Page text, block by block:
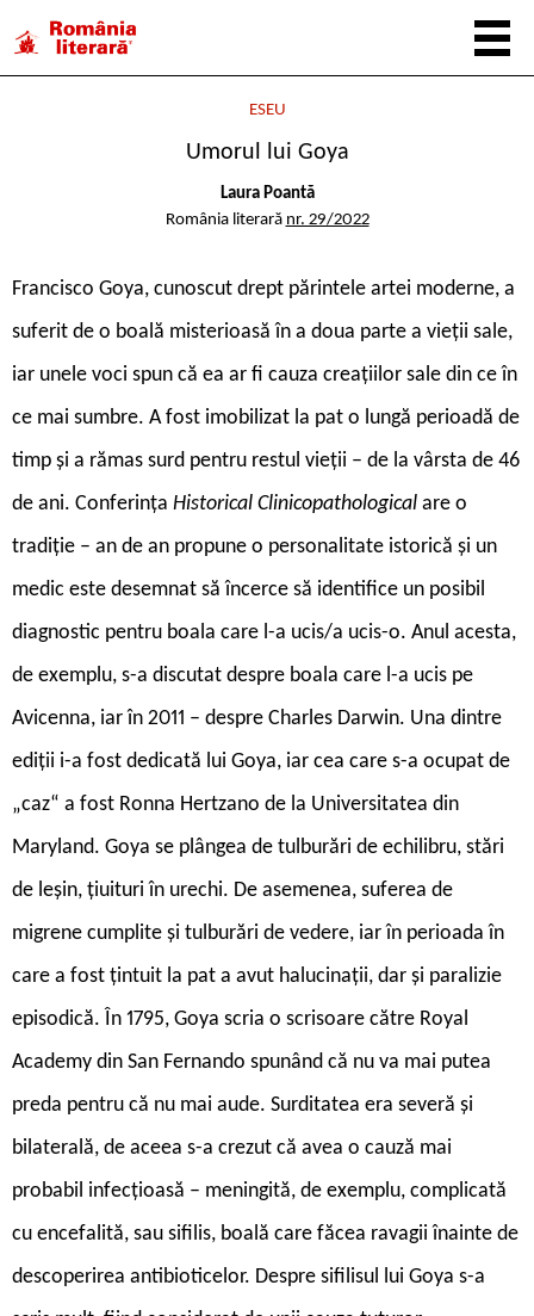
ESEU
Umorul lui Goya
Laura Poantă
România literară nr. 29/2022
Francisco Goya, cunoscut drept părintele artei moderne, a
suferit de o boală misterioasă în a doua parte a vieții sale,
iar unele voci spun că ea ar fi cauza creațiilor sale din ce în
ce mai sumbre. A fost imobilizat la pat o lungă perioadă de
timp și a rămas surd pentru restul vieții – de la vârsta de 46
de ani. Conferința Historical Clinicopathological are o
tradiție – an de an propune o personalitate istorică și un
medic este desemnat să încerce să identifice un posibil
diagnostic pentru boala care l-a ucis/a ucis-o. Anul acesta,
de exemplu, s-a discutat despre boala care l-a ucis pe
Avicenna, iar în 2011 – despre Charles Darwin. Una dintre
ediții i-a fost dedicată lui Goya, iar cea care s-a ocupat de
„caz“ a fost Ronna Hertzano de la Universitatea din
Maryland. Goya se plângea de tulburări de echilibru, stări
de leșin, țiuituri în urechi. De asemenea, suferea de
migrene cumplite și tulburări de vedere, iar în perioada în
care a fost țintuit la pat a avut halucinații, dar și paralizie
episodică. În 1795, Goya scria o scrisoare către Royal
Academy din San Fernando spunând că nu va mai putea
preda pentru că nu mai aude. Surditatea era severă și
bilaterală, de aceea s-a crezut că avea o cauză mai
probabil infecțioasă – meningită, de exemplu, complicată
cu encefalită, sau sifilis, boală care făcea ravagii înainte de
descoperirea antibioticelor. Despre sifilisul lui Goya s-a